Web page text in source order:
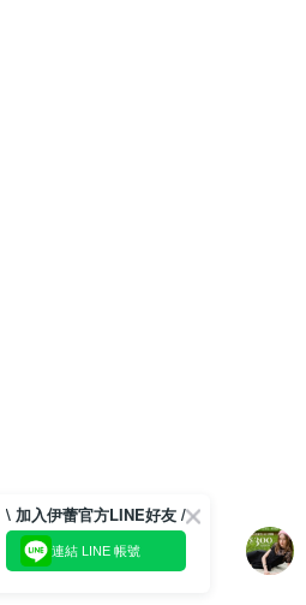
\ 加入伊蕾官方LINE好友 /
連結 LINE 帳號